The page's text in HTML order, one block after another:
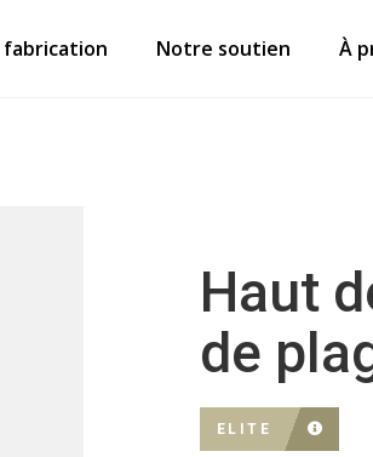
fabrication Notre soutien À
Haut
de
ELITE